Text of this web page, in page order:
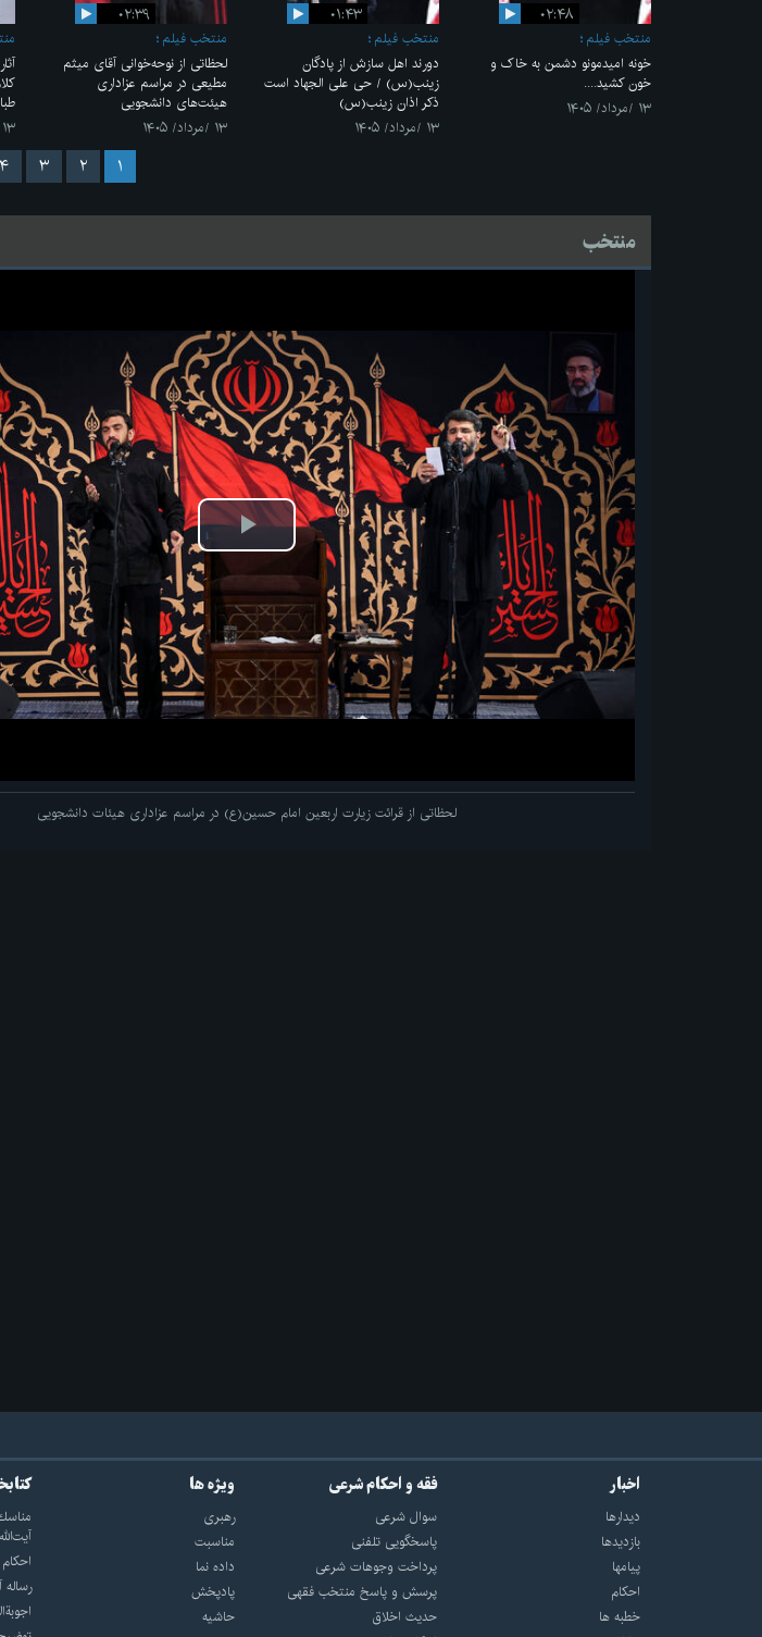
۰۲:۴۸
منتخب فیلم
خونه امیدمونو دشمن به خاک و
خون کشید....
۱۳ /مرداد/ ۱۴۰۵
۰۱:۴۳
منتخب فیلم
دورند اهل سازش از پادگان
زینب(س) / حی علی الجهاد است
ذکر اذان زینب(س)
۱۳ /مرداد/ ۱۴۰۵
۰۲:۳۹
منتخب فیلم
لحظاتی از نوحه‌خوانی آقای میثم
مطیعی در مراسم عزاداری
هیئت‌های دانشجویی
۱۳ /مرداد/ ۱۴۰۵
۱۳ /مرداد/ ۱۴۰۵
۱ ۲ ۳ ۴
منتخب
پخش
ویدیو
لحظاتی از قرائت زیارت اربعین امام حسین(ع) در مراسم عزاداری هیئات دانشجویی
اخبار
دیدارها
بازديدها
پيامها
احكام
خطبه ها
فقه و احکام شرعی
سوال شرعی
پاسخگویی تلفنی
پرداخت وجوهات شرعی
پرسش و پاسخ منتخب فقهی
حدیث اخلاق
ویژه ها
رهبری
مناسبت
داده نما
پادپخش
حاشیه